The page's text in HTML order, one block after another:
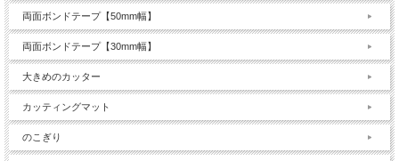
両面ボンドテープ【50mm幅】
両面ボンドテープ【30mm幅】
大きめのカッター
カッティングマット
のこぎり